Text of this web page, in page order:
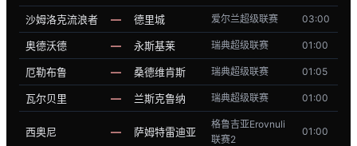
沙姆洛克流浪者 — 德里城 爱尔兰超级联赛 03:00
奥德沃德 — 永斯基莱 瑞典超级联赛 01:00
厄勒布鲁 — 桑德维肯斯 瑞典超级联赛 01:05
瓦尔贝里 — 兰斯克鲁纳 瑞典超级联赛 01:00
西奥尼 — 萨姆特雷迪亚
格鲁吉亚Erovnuli
联赛2
01:00